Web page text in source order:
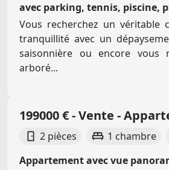
avec parking, tennis, piscine,
Vous recherchez un véritable
tranquillité avec un
saisonnière ou encore vous
arboré...
199000 € - Vente -
2 pièces 1 chambre
Appartement avec vue